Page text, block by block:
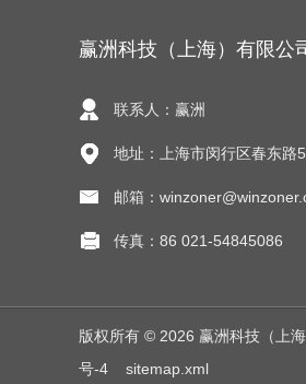
赢洲科技（上海）有限公
联系人：赢洲
地址：上海市闵行区春东路
邮箱：
传真：86 021-54845086
版权所有 © 2026 赢洲科技（上
号-4
sitemap.xml